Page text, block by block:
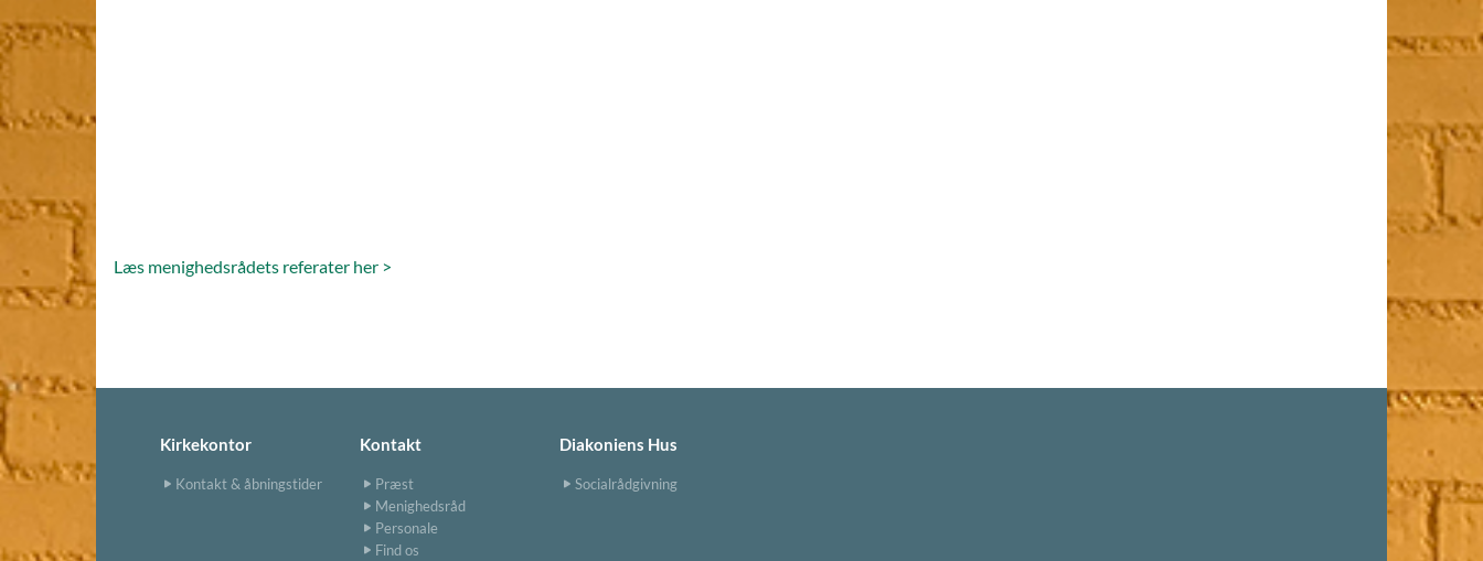
Læs menighedsrådets referater her >
Kirkekontor
Kontakt & åbningstider
Kontakt
Præst
Menighedsråd
Personale
Find os
Diakoniens Hus
Socialrådgivning